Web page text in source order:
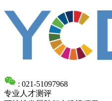
: 021-51097968
专业人才测评